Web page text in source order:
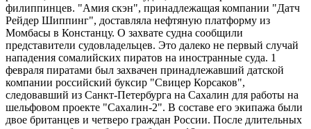
филиппинцев. "Амия скэн", принадлежащая компании "Датч
Рейдер Шиппинг", доставляла нефтяную платформу из
Момбасы в Констанцу. О захвате судна сообщили
представители судовладельцев. Это далеко не первый случай
нападения сомалийских пиратов на иностранные суда. 1
февраля пиратами был захвачен принадлежавший датской
компании российский буксир "Свицер Корсаков",
следовавший из Санкт-Петербурга на Сахалин для работы на
шельфовом проекте "Сахалин-2". В составе его экипажа были
двое британцев и четверо граждан России. После длительных